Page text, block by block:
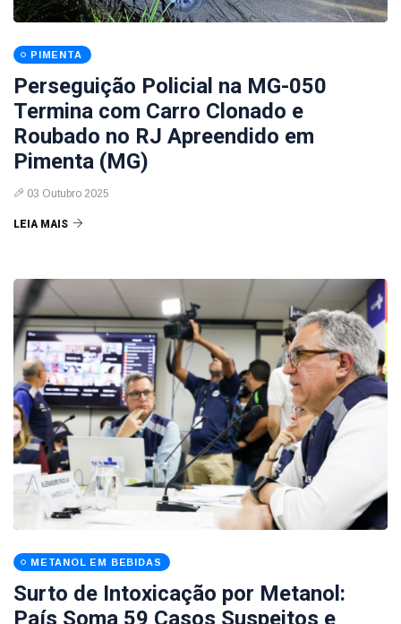
PIMENTA
Perseguição Policial na MG-050
Termina com Carro Clonado e
Roubado no RJ Apreendido em
Pimenta (MG)
03 Outubro 2025
LEIA MAIS
METANOL EM BEBIDAS
Surto de Intoxicação por Metanol:
País Soma 59 Casos Suspeitos e